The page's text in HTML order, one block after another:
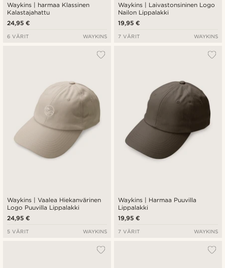
Waykins | harmaa Klassinen
Kalastajahattu
24,95 €
6 VÄRIT WAYKINS
Waykins | Laivastonsininen Logo
Nailon Lippalakki
19,95 €
7 VÄRIT WAYKINS
Waykins | Vaalea Hiekanvärinen
Logo Puuvilla Lippalakki
24,95 €
5 VÄRIT WAYKINS
Waykins | Harmaa Puuvilla
Lippalakki
19,95 €
7 VÄRIT WAYKINS